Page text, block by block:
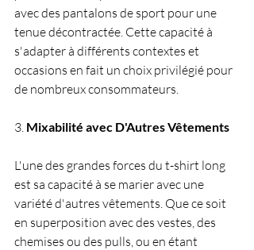
avec des pantalons de sport pour une
tenue décontractée. Cette capacité à
s'adapter à différents contextes et
occasions en fait un choix privilégié pour
de nombreux consommateurs.
3. Mixabilité avec D'Autres Vêtements
L'une des grandes forces du t-shirt long
est sa capacité à se marier avec une
variété d'autres vêtements. Que ce soit
en superposition avec des vestes, des
chemises ou des pulls, ou en étant